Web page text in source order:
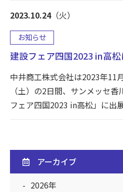
2023.10.24（火）
お知らせ
建設フェア四国2023 in高
中井商工株式会社は2023年11
（土）の2日間、サンメッセ
フェア四国2023 in高松」に出
アーカイブ
2026年